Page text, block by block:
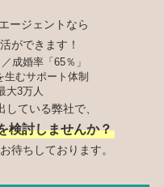
ージェントなら
ができます！
成婚率「65％」
生むサポート体制
大3万人
ている弊社で、
検討しませんか？
待ちしております。